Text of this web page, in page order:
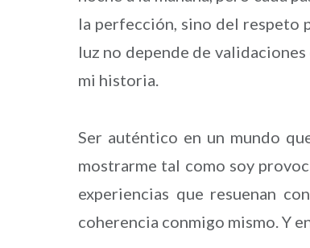
la perfección, sino del respeto
luz no depende de
mi historia.
Ser auténtico en un mundo
mostrarme tal como soy
experiencias que resuenan
coherencia conmigo mismo. Y